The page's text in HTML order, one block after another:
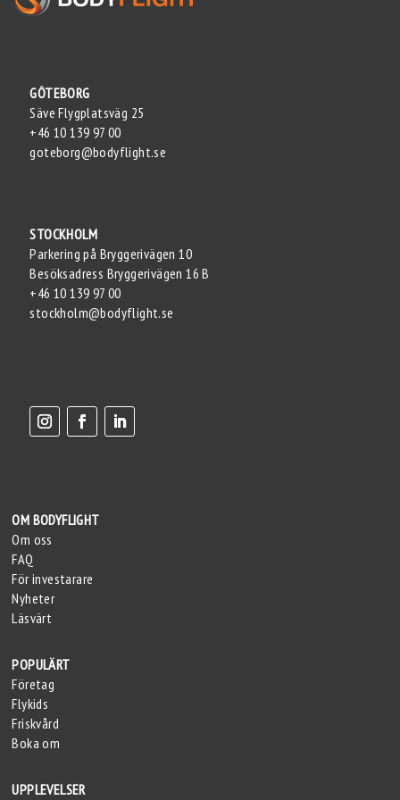
GÖTEBORG
Säve Flygplatsväg 25
+46 10 139 97 00
goteborg@bodyflight.se
STOCKHOLM
Parkering på Bryggerivägen 10
Besöksadress Bryggerivägen 16 B
+46 10 139 97 00
stockholm@bodyflight.se
OM BODYFLIGHT
Om oss
FAQ
För investarare
Nyheter
Läsvärt
POPULÄRT
Företag
Flykids
Friskvård
Boka om
UPPLEVELSER